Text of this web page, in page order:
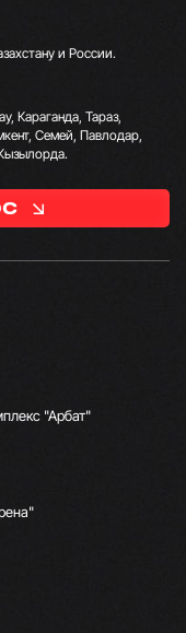
"Арбат"
и России.
Караганда, Тараз,
Семей, Павлодар,